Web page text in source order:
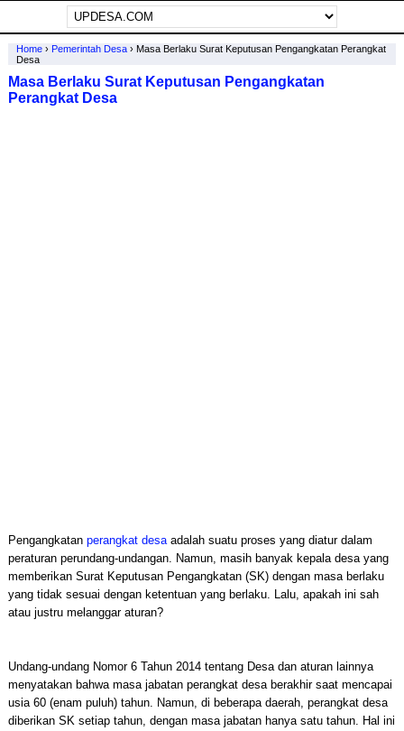
Home› Pemerintah Desa› Masa Berlaku Surat Keputusan Pengangkatan Perangkat
Desa
Masa Berlaku Surat Keputusan Pengangkatan
Perangkat Desa
Pengangkatan perangkat desaadalah suatu proses yang diatur dalam
peraturan perundang-undangan. Namun, masih banyak kepala desa yang
memberikan Surat Keputusan Pengangkatan (SK) dengan masa berlaku
yang tidak sesuai dengan ketentuan yang berlaku. Lalu, apakah ini sah
atau justru melanggar aturan?
Undang-undang Nomor 6 Tahun 2014 tentang Desa dan aturan lainnya
menyatakan bahwa masa jabatan perangkat desa berakhir saat mencapai
usia 60 (enam puluh) tahun. Namun, di beberapa daerah, perangkat desa
diberikan SK setiap tahun, dengan masa jabatan hanya satu tahun. Hal ini